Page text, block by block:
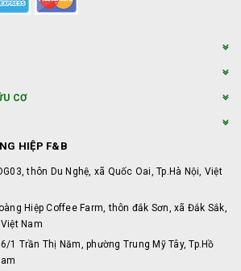
CƠ
HIỆP F&B
thôn Du Nghệ, xã Quốc Oai, Tp.Hà Nội, Việt
Hiệp Coffee Farm, thôn đắk Sơn, xã Đắk Sắk,
Nam
1 Trần Thị Năm, phường Trung Mỹ Tây, Tp.Hồ